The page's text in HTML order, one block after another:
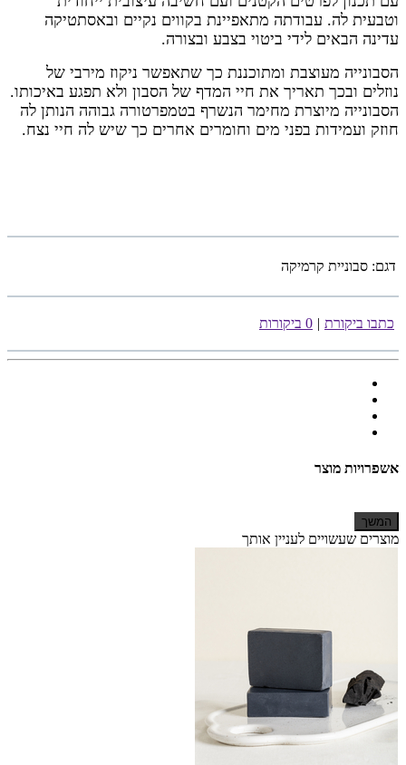
וטבעית לה. עבודתה מתאפיינת בקווים נקיים ובאסתטיקה
עדינה הבאים לידי ביטוי בצבע ובצורה.
הסבונייה מעוצבת ומתוכננת כך שתאפשר ניקוז מירבי של
נוזלים ובכך תאריך את חיי המדף של הסבון ולא תפגע באיכותו.
הסבונייה מיוצרת מחימר הנשרף בטמפרטורה גבוהה הנותן לה
חוזק ועמידות בפני מים וחומרים אחרים כך שיש לה חיי נצח.
דגם: סבוניית קרמיקה
כתבו ביקורת | 0 ביקורות
אשפרויות מוצר
המשך
מוצרים שעשויים לעניין אותך